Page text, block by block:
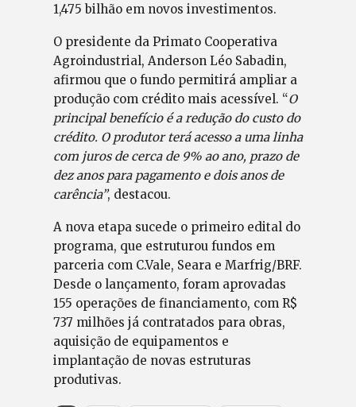
1,475 bilhão em novos investimentos.
O presidente da Primato Cooperativa
Agroindustrial, Anderson Léo Sabadin,
afirmou que o fundo permitirá ampliar a
produção com crédito mais acessível. “O
principal benefício é a redução do custo do
crédito. O produtor terá acesso a uma linha
com juros de cerca de 9% ao ano, prazo de
dez anos para pagamento e dois anos de
carência”, destacou.
A nova etapa sucede o primeiro edital do
programa, que estruturou fundos em
parceria com C.Vale, Seara e Marfrig/BRF.
Desde o lançamento, foram aprovadas
155 operações de financiamento, com R$
737 milhões já contratados para obras,
aquisição de equipamentos e
implantação de novas estruturas
produtivas.